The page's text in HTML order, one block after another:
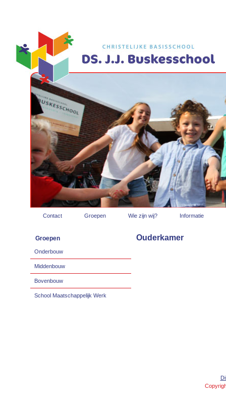
Contact Groepen Wie zijn wij? Informatie
Groepen
Onderbouw
Middenbouw
Bovenbouw
School Maatschappelijk Werk
Ouderkamer